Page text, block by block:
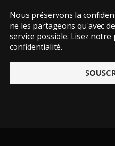
Nous préservons la
ne les partageons qu'avec
service possible. Lisez notre
confidentialité.